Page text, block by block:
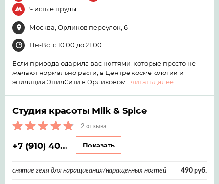
Чистые пруды
Москва, Орликов переулок, 6
Пн-Вс: с 10:00 до 21:00
Если природа одарила вас ногтями, которые просто не
желают нормально расти, в Центре косметологии и
эпиляции ЭпилСити в Орликовом…читать далее
Студия красоты Milk & Spice
2 отзыва
+7 (910) 40... Показать
снятие геля для наращивания/наращенных ногтей 490 руб.